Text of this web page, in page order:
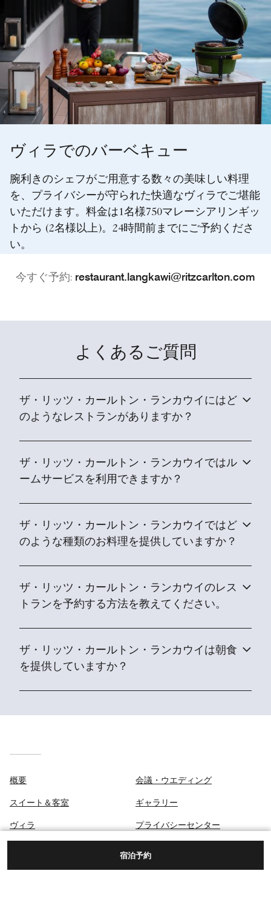
宿泊予約
ヴィラでのバーベキュー
腕利きのシェフがご用意する数々の美味しい料理
を、プライバシーが守られた快適なヴィラでご堪能
いただけます。料金は1名様750マレーシアリンギッ
トから (2名様以上)。24時間前までにご予約くださ
い。
今すぐ予約: restaurant.langkawi@ritzcarlton.com
よくあるご質問
ザ・リッツ・カールトン・ランカウイにはど
のようなレストランがありますか？
ザ・リッツ・カールトン・ランカウイではル
ームサービスを利用できますか？
ザ・リッツ・カールトン・ランカウイではど
のような種類のお料理を提供していますか？
ザ・リッツ・カールトン・ランカウイのレス
トランを予約する方法を教えてください。
ザ・リッツ・カールトン・ランカウイは朝食
を提供していますか？
概要
スイート＆客室
ヴィラ
スパ
会議・ウエディング
ギャラリー
プライバシーセンター